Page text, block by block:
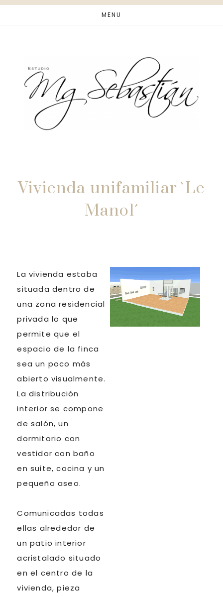
Saltar
MENU
Vivienda unifamiliar `Le
Manol´
La vivienda estaba
situada dentro de
una zona residencial
privada lo que
permite que el
espacio de la finca
sea un poco más
abierto visualmente.
La distribución
interior se compone
de salón, un
dormitorio con
vestidor con baño
en suite, cocina y un
pequeño aseo.
Comunicadas todas
ellas alrededor de
un patio interior
acristalado situado
en el centro de la
vivienda, pieza